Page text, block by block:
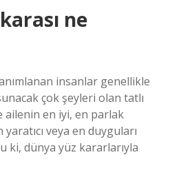
ne
insanlar genellikle
çok şeyleri olan tatlı
ailenin en iyi, en parlak
veya en duyguları
ki, dünya yüz kararlarıyla